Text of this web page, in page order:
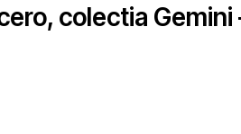
colectia